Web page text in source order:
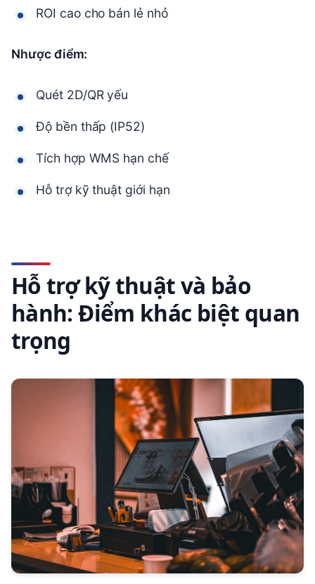
ROI cao cho bán lẻ nhỏ
Nhược điểm:
Quét 2D/QR yếu
Độ bền thấp (IP52)
Tích hợp WMS hạn chế
Hỗ trợ kỹ thuật giới hạn
Hỗ trợ kỹ thuật và bảo
hành: Điểm khác biệt quan
trọng